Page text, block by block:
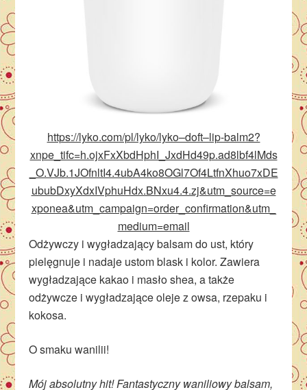
https://lyko.com/pl/lyko/lyko–doft–lip-balm2?
xnpe_tifc=h.ojxFxXbdHphI_JxdHd49p.ad8lbf4lMds
_O.VJb.1JOfnltI4.4ubA4ko8OGl7Of4LtfnXhuo7xDE
ububDxyXdxIVphuHdx.BNxu4.4.zj&utm_source=e
xponea&utm_campaign=order_confirmation&utm_
medium=email
Odżywczy i wygładzający balsam do ust, który
pielęgnuje i nadaje ustom blask i kolor. Zawiera
wygładzające kakao i masło shea, a także
odżywcze i wygładzające oleje z owsa, rzepaku i
kokosa.
O smaku wanilii!
Mój absolutny hit! Fantastyczny waniliowy balsam,